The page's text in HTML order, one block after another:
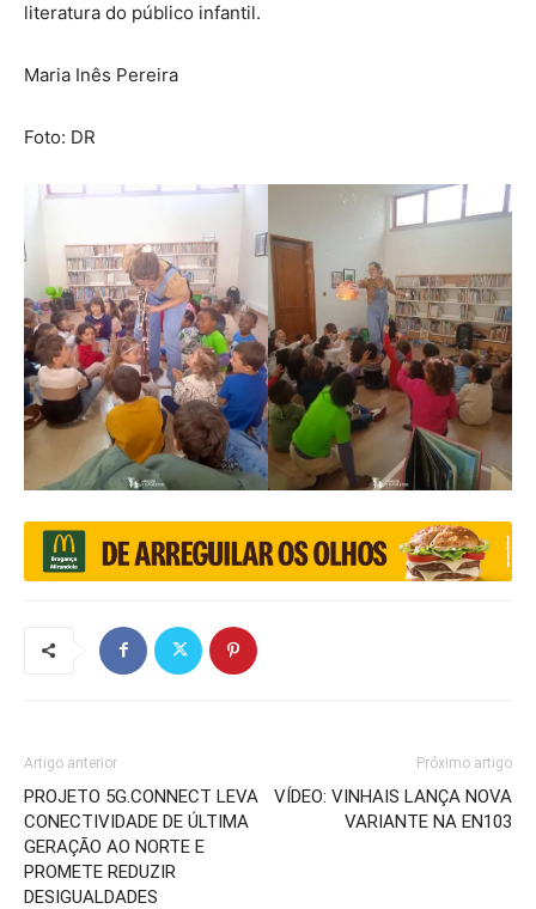
literatura do público infantil.
Maria Inês Pereira
Foto: DR
Artigo anterior
PROJETO 5G.CONNECT LEVA
CONECTIVIDADE DE ÚLTIMA
GERAÇÃO AO NORTE E
PROMETE REDUZIR
DESIGUALDADES
Próximo artigo
VÍDEO: VINHAIS LANÇA NOVA
VARIANTE NA EN103